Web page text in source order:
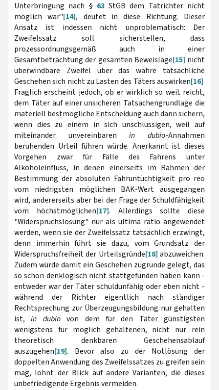
Unterbringung nach § 63StGB dem Tatrichter nicht
möglich war"[14], deutet in diese Richtung. Dieser
Ansatz ist indessen nicht unproblematisch: Der
Zweifelssatz soll sicherstellen, dass
prozessordnungsgemäß auch in einer
Gesamtbetrachtung der gesamten Beweislage[15] nicht
überwindbare Zweifel über das wahre tatsächliche
Geschehen sich nicht zu Lasten des Täters auswirken[16].
Fraglich erscheint jedoch, ob er wirklich so weit reicht,
dem Täter auf einer unsicheren Tatsachengrundlage die
materiell bestmögliche Entscheidung auch dann sichern,
wenn dies zu einem in sich unschlüssigen, weil auf
miteinander unvereinbarenin dubio-Annahmen
beruhenden Urteil führen würde. Anerkannt ist dieses
Vorgehen zwar für Fälle des Fahrens unter
Alkoholeinfluss, in denen einerseits im Rahmen der
Bestimmung der absoluten Fahruntüchtigkeit pro reo
vom niedrigsten möglichen BAK-Wert ausgegangen
wird, andererseits aber bei der Frage der Schuldfähigkeit
vom höchstmöglichen[17]. Allerdings sollte diese
"Widerspruchslösung" nur als ultima ratio angewendet
werden, wenn sie der Zweifelssatz tatsächlich erzwingt,
denn immerhin führt sie dazu, vom Grundsatz der
Widerspruchsfreiheit der Urteilsgründe[18] abzuweichen.
Zudem würde damit ein Geschehen zugrunde gelegt, das
so schon denklogisch nicht stattgefunden haben kann -
entweder war der Täter schuldunfähig oder eben nicht -
während der Richter eigentlich nach ständiger
Rechtsprechung zur Überzeugungsbildung nur gehalten
ist,in dubiovon dem für den Täter günstigsten
wenigstens für möglich gehaltenen, nicht nur rein
theoretisch denkbaren Geschehensablauf
auszugehen[19]. Bevor also zu der Notlösung der
doppelten Anwendung des Zweifelssatzes zu greifen sein
mag, lohnt der Blick auf andere Varianten, die dieses
unbefriedigende Ergebnis vermeiden.